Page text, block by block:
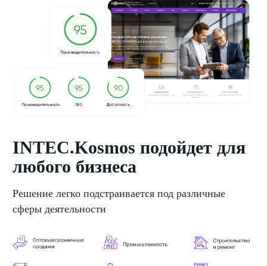
INTEC.Kosmos подойдет для
любого бизнеса
Решение легко подстраивается под различные
сферы деятельности